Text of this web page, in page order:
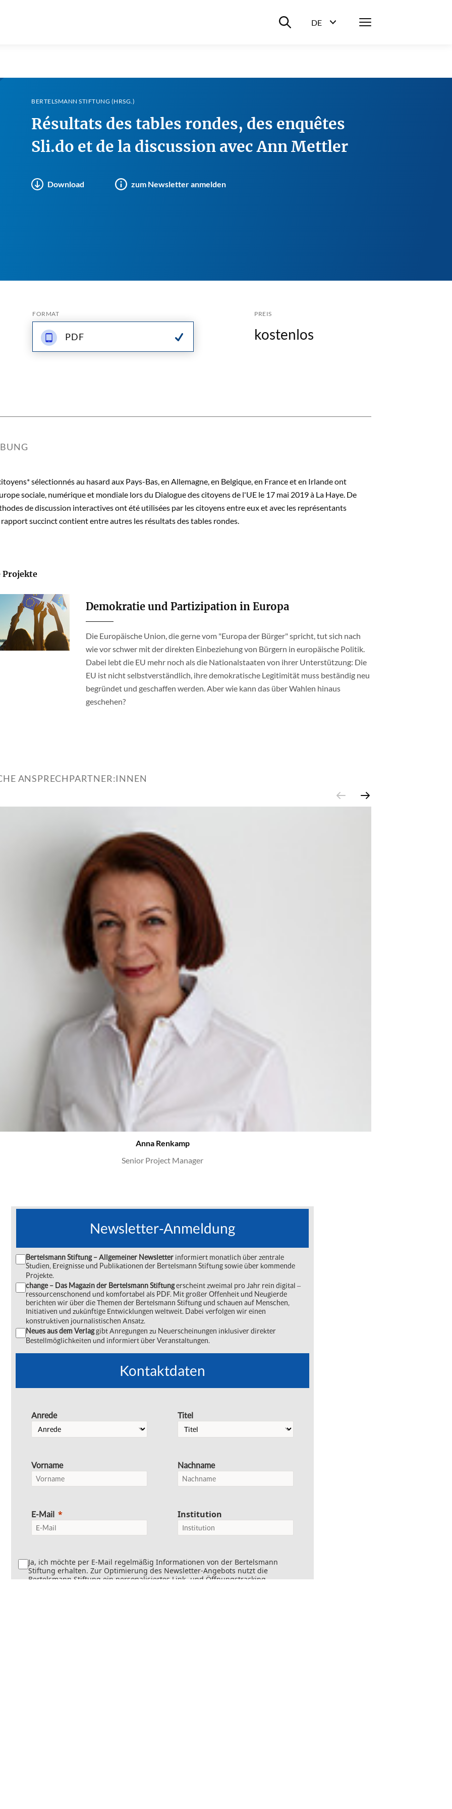
Suche ein-/ausblenden
DE
Menü
BERTELSMANN STIFTUNG (HRSG.)
Résultats des tables rondes, des enquêtes
Sli.do et de la discussion avec Ann Mettler
Download zum Newsletter anmelden
FORMAT
PDF
PREIS
kostenlos
sélectionnés au hasard aux Pays-Bas, en Allemagne, en Belgique, en France et en Irlande ont
sociale, numérique et mondiale lors du Dialogue des citoyens de l'UE le 17 mai 2019 à La Haye. De
de discussion interactives ont été utilisées par les citoyens entre eux et avec les représentants
succinct contient entre autres les résultats des tables rondes.
Projekte
Demokratie und Partizipation in Europa
Die Europäische Union, die gerne vom "Europa der Bürger" spricht, tut sich nach
wie vor schwer mit der direkten Einbeziehung von Bürgern in europäische Politik.
Dabei lebt die EU mehr noch als die Nationalstaaten von ihrer Unterstützung: Die
EU ist nicht selbstverständlich, ihre demokratische Legitimität muss beständig neu
begründet und geschaffen werden. Aber wie kann das über Wahlen hinaus
geschehen?
ANSPRECHPARTNER:INNEN
Anna Renkamp
Senior Project Manager
Newsletter-Anmeldung
Bertelsmann Stiftung – Allgemeiner Newsletter informiert monatlich über zentrale
Studien, Ereignisse und Publikationen der Bertelsmann Stiftung sowie über kommende
Projekte.
change – Das Magazin der Bertelsmann Stiftungerscheint zweimal pro Jahr rein digital ‒
ressourcenschonend und komfortabel als PDF. Mit großer Offenheit und Neugierde
berichten wir über die Themen der Bertelsmann Stiftung und schauen auf Menschen,
Initiativen und zukünftige Entwicklungen weltweit. Dabei verfolgen wir einen
konstruktiven journalistischen Ansatz.
Neues aus dem Verlaggibt Anregungen zu Neuerscheinungen inklusiver direkter
Bestellmöglichkeiten und informiert über Veranstaltungen.
Kontaktdaten
Anrede
Vorname
E-Mail
Titel
Nachname
Institution
Ja, ich möchte per E-Mail regelmäßig Informationen von der Bertelsmann
Stiftung erhalten. Zur Optimierung des Newsletter-Angebots nutzt die
Bertelsmann Stiftung ein personalisiertes Link- und Öffnungstracking.